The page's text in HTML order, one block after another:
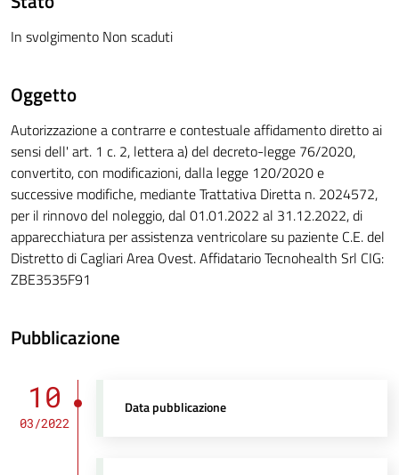
In svolgimento Non scaduti
Oggetto
Autorizzazione a contrarre e contestuale affidamento diretto ai
sensi dell' art. 1 c. 2, lettera a) del decreto-legge 76/2020,
convertito, con modificazioni, dalla legge 120/2020 e
successive modifiche, mediante Trattativa Diretta n. 2024572,
per il rinnovo del noleggio, dal 01.01.2022 al 31.12.2022, di
apparecchiatura per assistenza ventricolare su paziente C.E. del
Distretto di Cagliari Area Ovest. Affidatario Tecnohealth Srl CIG:
ZBE3535F91
Pubblicazione
10
03/2022
Data pubblicazione